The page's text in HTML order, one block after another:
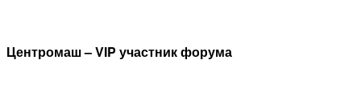
Центромаш – VIP участник форума